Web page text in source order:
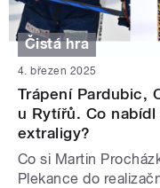
Čistá hra
4. březen 2025
Trápení Pardubic,
u Rytířů. Co
extraligy?
Co si Martin
Plekance do